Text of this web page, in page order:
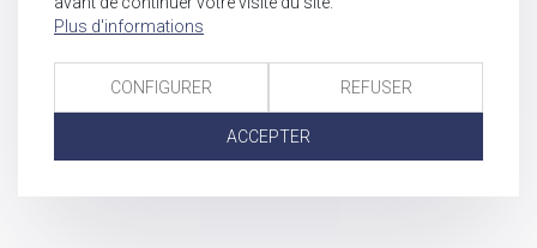
Plus d'informations
CONFIGURER REFUSER
ACCEPTER